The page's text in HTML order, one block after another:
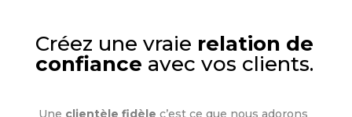
Créez une vraie relation de
confiance avec vos clients.
Une clientèle fidèle c’est ce que nous adorons